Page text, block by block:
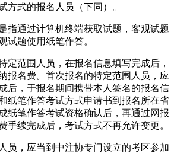
方式的报名人员（下同）。
指通过计算机终端获取试题，客观试题
试题使用纸笔作答。
定范围人员，在报名信息填写完成后，
报名费。首次报名的特定范围人员，应
后，于报名期间携带本人签名的报名信
纸笔作答考试方式申请书到报名所在省
纸笔作答考试资格确认后，再通过网报
手续完成后，考试方式不再允许变更。
员，应当到中注协专门设立的考区参加